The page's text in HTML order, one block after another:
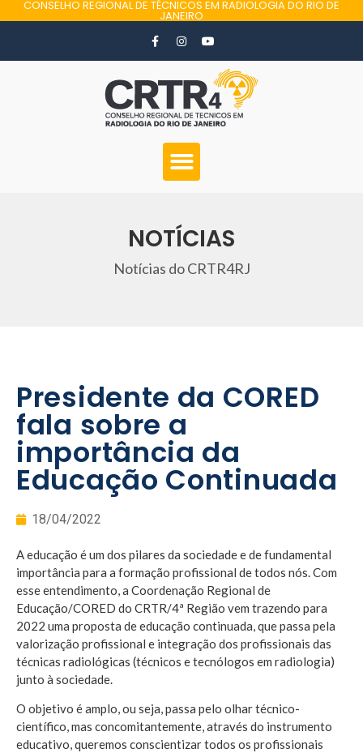
CONSELHO REGIONAL DE TÉCNICOS EM RADIOLOGIA DO RIO DE
JANEIRO
NOTÍCIAS
Notícias do CRTR4RJ
Presidente da CORED
fala sobre a
importância da
Educação Continuada
18/04/2022
A educação é um dos pilares da sociedade e de fundamental
importância para a formação profissional de todos nós. Com
esse entendimento, a Coordenação Regional de
Educação/CORED do CRTR/4ª Região vem trazendo para
2022 uma proposta de educação continuada, que passa pela
valorização profissional e integração dos profissionais das
técnicas radiológicas (técnicos e tecnólogos em radiologia)
junto à sociedade.
O objetivo é amplo, ou seja, passa pelo olhar técnico-
científico, mas concomitantemente, através do instrumento
educativo, queremos conscientizar todos os profissionais